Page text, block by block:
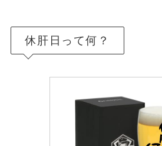
休肝日って何？